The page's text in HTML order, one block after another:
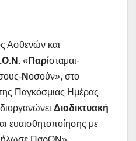
Ασθενών και
. « Παρίσταμαι-
Νοσούν», στο
Παγκόσμιας Ημέρας
Διαδικτυακή
ευαισθητοποίησης με